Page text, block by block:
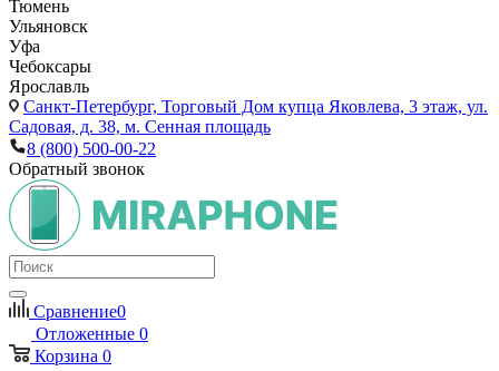
Тюмень
Ульяновск
Уфа
Чебоксары
Ярославль
Санкт-Петербург, Торговый Дом купца Яковлева, 3 этаж, ул.
Садовая, д. 38, м. Сенная площадь
8 (800) 500-00-22
Обратный звонок
Сравнение0
Отложенные 0
Корзина 0